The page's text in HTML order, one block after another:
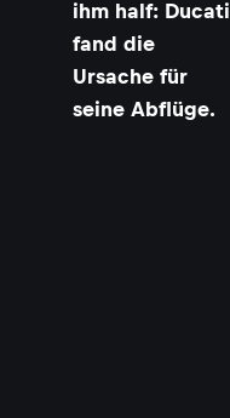
ihm half: Ducati
fand die
Ursache für
seine Abflüge.